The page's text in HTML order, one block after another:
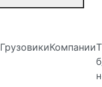
ГрузовикиКомпании